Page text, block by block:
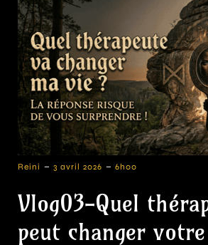
Reini - 3 avril 2026 - 6h00
Vlog03-Quel
peut changer